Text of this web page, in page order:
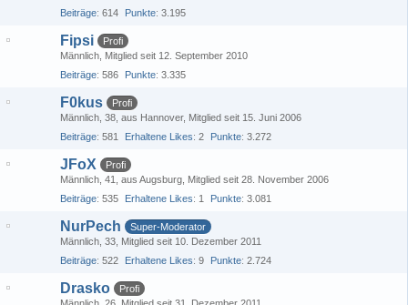
Beiträge 614 Punkte 3.195
Fipsi
Profi
Männlich Mitglied seit 12. September 2010
Beiträge 586 Punkte 3.335
F0kus
Profi
Männlich 38 aus Hannover Mitglied seit 15. Juni 2006
Beiträge 581 Erhaltene Likes 2 Punkte 3.272
JFoX
Profi
Männlich 41 aus Augsburg Mitglied seit 28. November 2006
Beiträge 535 Erhaltene Likes 1 Punkte 3.081
NurPech
Super-Moderator
Männlich 33 Mitglied seit 10. Dezember 2011
Beiträge 522 Erhaltene Likes 9 Punkte 2.724
Drasko
Profi